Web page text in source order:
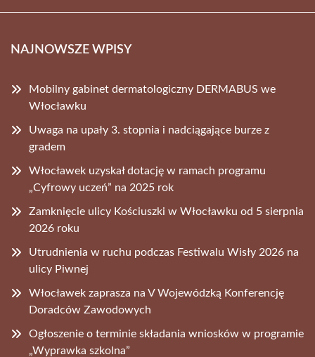
NAJNOWSZE WPISY
Mobilny gabinet dermatologiczny DERMABUS we
Włocławku
Uwaga na upały 3. stopnia i nadciągające burze z
gradem
Włocławek uzyskał dotację w ramach programu
„Cyfrowy uczeń” na 2025 rok
Zamknięcie ulicy Kościuszki w Włocławku od 5 sierpnia
2026 roku
Utrudnienia w ruchu podczas Festiwalu Wisły 2026 na
ulicy Piwnej
Włocławek zaprasza na V Wojewódzką Konferencję
Doradców Zawodowych
Ogłoszenie o terminie składania wniosków w programie
„Wyprawka szkolna”